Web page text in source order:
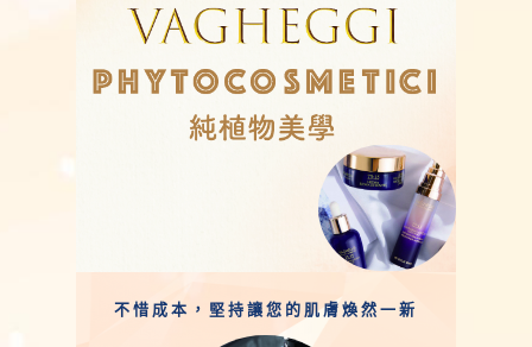
不惜成本，堅持讓您的肌膚煥然一新